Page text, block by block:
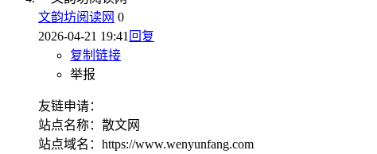
文韵坊阅读网 0
2026-04-21 19:41 回复
复制链接
举报
友链申请：
站点名称：散文网
站点域名：https://www.wenyunfang.com